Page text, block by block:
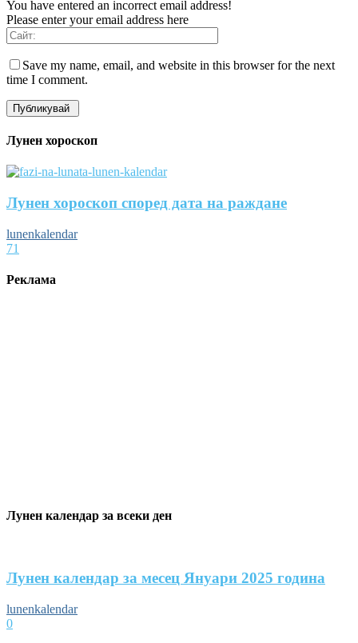
You have entered an incorrect email address!
Please enter your email address here
Save my name, email, and website in this browser for the next
time I comment.
Лунен хороскоп
Лунен хороскоп според дата на раждане
lunenkalendar
71
Реклама
Лунен календар за всеки ден
Лунен календар за месец Януари 2025 година
lunenkalendar
0